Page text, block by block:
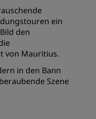
ein
den
von Mauritius.
in den Bann
Szene